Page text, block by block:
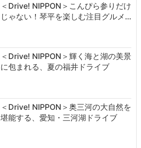
＜Drive! NIPPON＞こんぴら参りだけ
じゃない！琴平を楽しむ注目グルメ…
＜Drive! NIPPON＞輝く海と湖の美景
に包まれる、夏の福井ドライブ
＜Drive! NIPPON＞奥三河の大自然を
堪能する、愛知・三河湖ドライブ